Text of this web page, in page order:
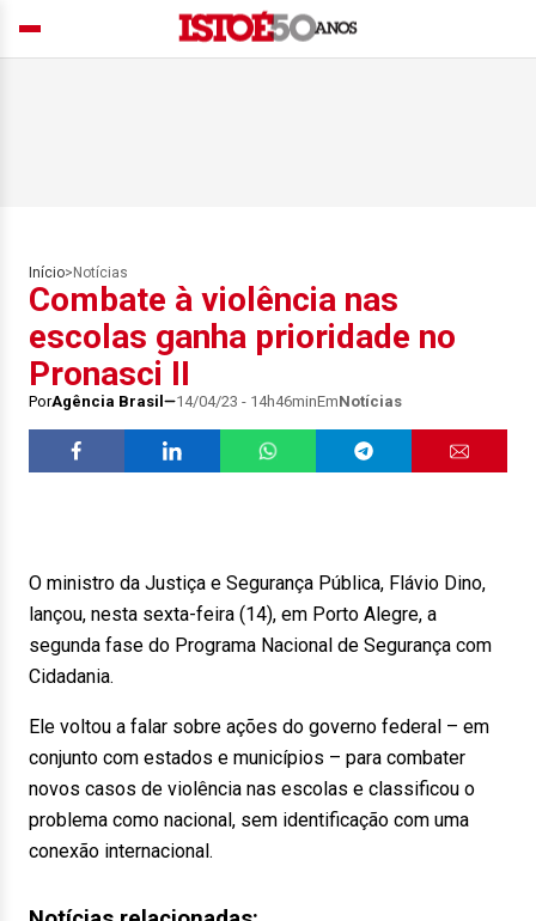
Início> Notícias
Combate à violência nas
escolas ganha prioridade no
Pronasci II
PorAgência Brasil 14/04/23 - 14h46minEmNotícias
O ministro da Justiça e Segurança Pública, Flávio Dino,
lançou, nesta sexta-feira (14), em Porto Alegre, a
segunda fase do Programa Nacional de Segurança com
Cidadania.
Ele voltou a falar sobre ações do governo federal – em
conjunto com estados e municípios – para combater
novos casos de violência nas escolas e classificou o
problema como nacional, sem identificação com uma
conexão internacional.